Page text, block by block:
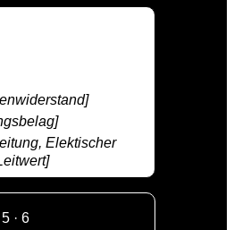
Elektischer
5 ·6